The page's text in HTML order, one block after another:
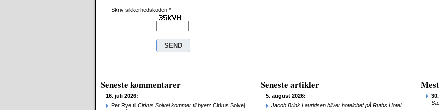
Skriv sikkerhedskoden *
Seneste kommentarer
16. juli 2026:
Per Rye til Cirkus Solvej kommer til byen: Cirkus Solvej
Seneste artikler
5. august 2026:
Jacob Brink Lauridsen bliver hotelchef på Ruths Hotel